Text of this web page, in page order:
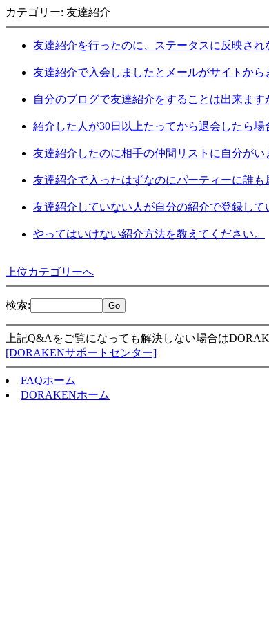
カテゴリー: 友達紹介
友達紹介を行ったのに、ステータスに反映され
友達紹介で入会しましたとメールがサイトか
自分のブログで友達紹介をすることは出来ます
紹介した人が30日以上たってから退会したら場
友達紹介したのに相手の仲間リストに自分がい
友達紹介で入ったはずなのにパーティーに誰も
友達紹介していない人が自分の紹介で登録して
やってはいけない紹介方法を教えてください。
上位カテゴリーへ
検索:
上記Q&Aをご覧になっても解決しない場合は
[DORAKENサポートセンター]
FAQホーム
DORAKENホーム